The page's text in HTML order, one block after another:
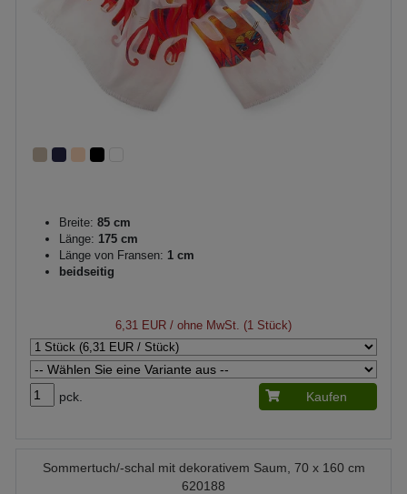
Breite: 85 cm
Länge: 175 cm
Länge von Fransen: 1 cm
beidseitig
6,31 EUR / ohne MwSt. (1 Stück)
pck. Kaufen
Sommertuch/-schal mit dekorativem Saum, 70 x 160 cm
620188